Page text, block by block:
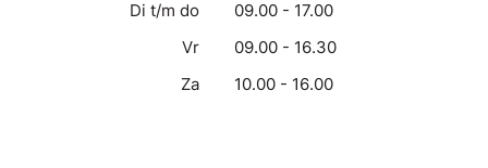
Di t/m do
09.00 - 17.00
Vr
09.00 - 16.30
Za
10.00 - 16.00